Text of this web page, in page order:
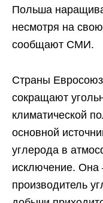
Польша
несмотря на
сообщают СМИ.
Страны
сокращают
климатической
основной
углерода в
исключение.
производитель